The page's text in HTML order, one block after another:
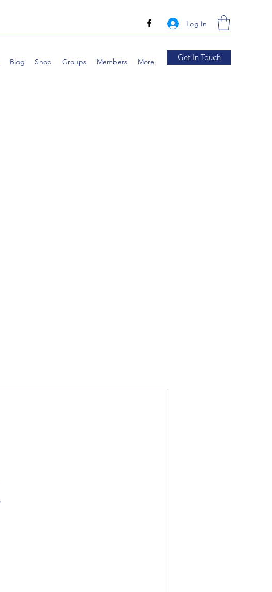
Log In
Blog Shop Groups Members More Get In Touch